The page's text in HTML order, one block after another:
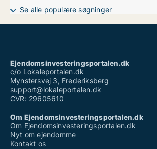
Se alle populære søgninger
Ejendomsinvesteringsportalen.dk
c/o Lokaleportalen.dk
Mynstersvej 3, Frederiksberg
support@lokaleportalen.dk
CVR: 29605610
Om Ejendomsinvesteringsportalen.dk
Om Ejendomsinvesteringsportalen.dk
Nyt om ejendomme
Kontakt os